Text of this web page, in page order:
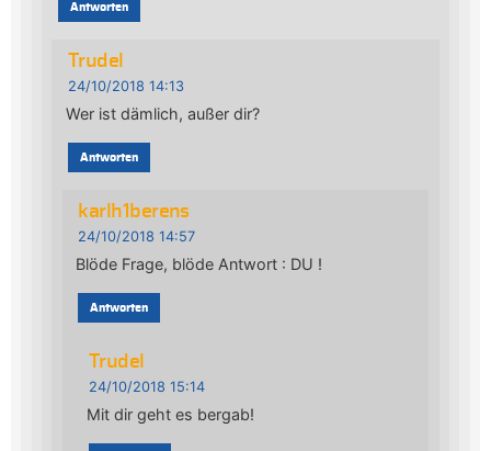
Antworten
Trudel
24/10/2018 14:13
Wer ist dämlich, außer dir?
Antworten
karlh1berens
24/10/2018 14:57
Blöde Frage, blöde Antwort : DU !
Antworten
Trudel
24/10/2018 15:14
Mit dir geht es bergab!